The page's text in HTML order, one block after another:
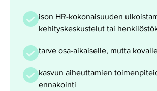
ison HR-kokonaisuuden
kehityskeskustelut tai
tarve osa-aikaiselle, mutta
kasvun aiheuttamien
ennakointi